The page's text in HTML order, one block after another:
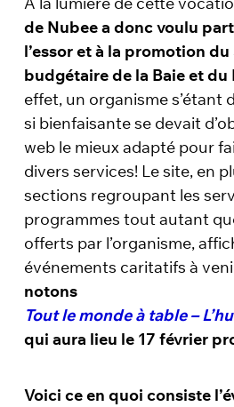
de Nubee a donc voulu
l’essor et à la promotion
budgétaire de la Baie et du
effet, un organisme s’étant
si bienfaisante se devait
web le mieux adapté pour
divers services! Le site, en
sections regroupant les
programmes tout autant
offerts par l’organisme,
événements caritatifs à
notons
Tout le monde à table –
qui aura lieu le 17 février
Voici ce en quoi consiste